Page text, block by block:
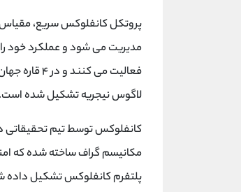
پروتکل کانفلوکس سریع، مقیاس
مدیریت می شود و عملکرد خود
فعالیت می
لاگوس نیجریه تشکیل شده است.
کانفلوکس توسط تیم تحقیقاتی
پلتفرم کانفلوکس تشکیل داده